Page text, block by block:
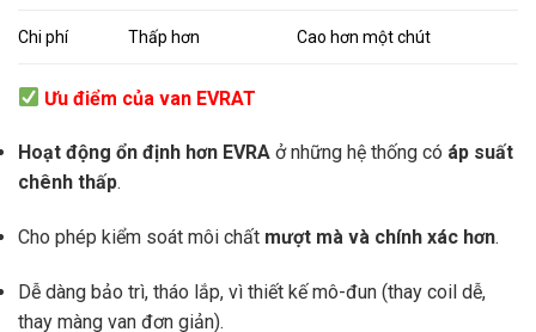
Chi phí Thấp hơn Cao hơn một chút
Ưu điểm của van EVRAT
Hoạt động ổn định hơn EVRA ở những hệ thống có áp suất
chênh thấp.
Cho phép kiểm soát môi chất mượt mà và chính xác hơn.
Dễ dàng bảo trì, tháo lắp, vì thiết kế mô-đun (thay coil dễ,
thay màng van đơn giản).